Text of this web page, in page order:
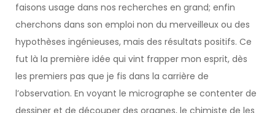
faisons usage dans nos recherches en grand; enfin
cherchons dans son emploi non du merveilleux ou des
hypothèses ingénieuses, mais des résultats positifs. Ce
fut là la première idée qui vint frapper mon esprit, dès
les premiers pas que je fis dans la carrière de
l’observation. En voyant le micrographe se contenter de
dessiner et de découper des organes, le chimiste de les